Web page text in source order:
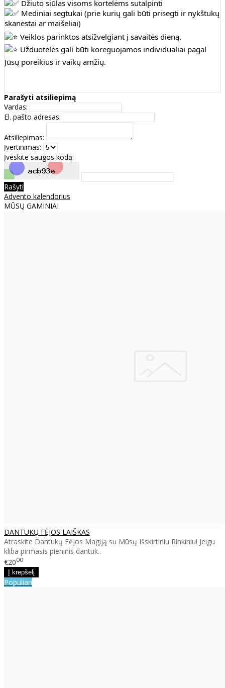
Džiuto siūlas visoms kortelėms sutalpinti
Mediniai segtukai (prie kurių gali būti prisegti ir nykštukų
skanėstai ar maišeliai)
Veiklos parinktos atsižvelgiant į savaitės dieną.
Užduotėlės gali būti koreguojamos individualiai pagal
Jūsų poreikius ir vaikų amžių.
Parašyti atsiliepimą
Vardas:
El. pašto adresas:
Atsiliepimas:
Įvertinimas:
Įveskite saugos kodą:
Rašyti
Advento kalendorius
MŪSŲ GAMINIAI
DANTUKŲ FĖJOS LAIŠKAS
Atraskite Dantukų Fėjos Magiją su Mūsų Išskirtiniu Rinkiniu! Jeigu
kliba pirmasis pieninis dantuk..
€2000
Populiari